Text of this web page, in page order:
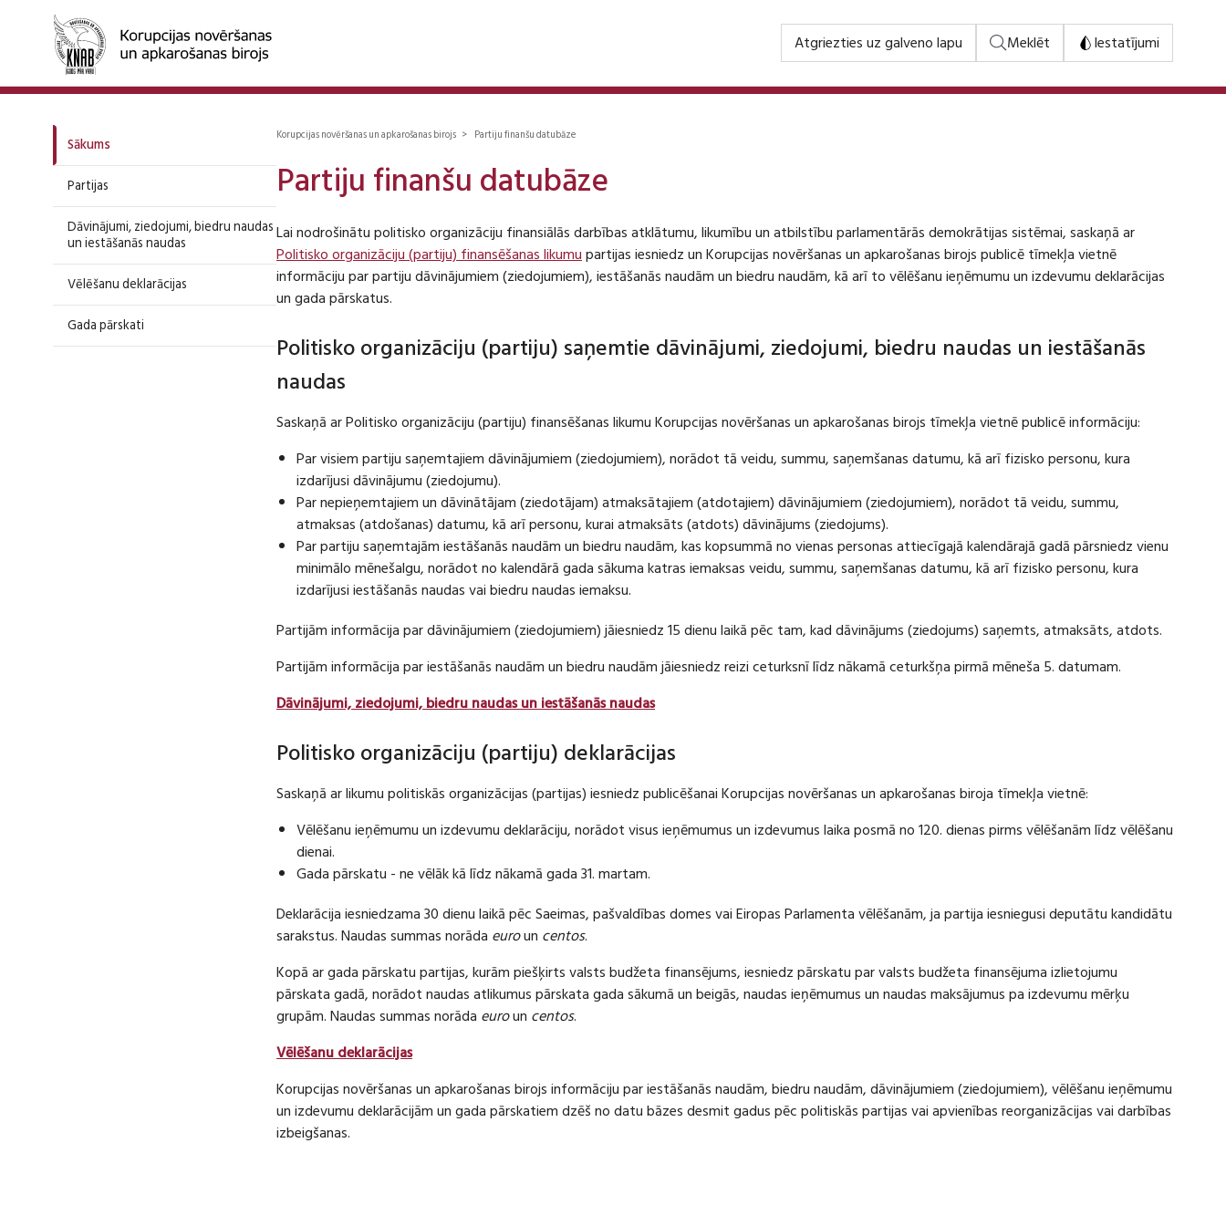
Atgriezties uz galveno lapu Meklēt Iestatījumi
Sākums
Partijas
Dāvinājumi, ziedojumi, biedru naudas
un iestāšanās naudas
Vēlēšanu deklarācijas
Gada pārskati
Korupcijas novēršanas un apkarošanas birojs > Partiju finanšu datubāze
Partiju finanšu datubāze
Lai nodrošinātu politisko organizāciju finansiālās darbības atklātumu, likumību un atbilstību parlamentārās demokrātijas sistēmai, saskaņā ar
Politisko organizāciju (partiju) finansēšanas likumupartijas iesniedz un Korupcijas novēršanas un apkarošanas birojs publicē tīmekļa vietnē
informāciju par partiju dāvinājumiem (ziedojumiem), iestāšanās naudām un biedru naudām, kā arī to vēlēšanu ieņēmumu un izdevumu deklarācijas
un gada pārskatus.
Politisko organizāciju (partiju) saņemtie dāvinājumi, ziedojumi, biedru naudas un iestāšanās
naudas
Saskaņā ar Politisko organizāciju (partiju) finansēšanas likumu Korupcijas novēršanas un apkarošanas birojs tīmekļa vietnē publicē informāciju:
Par visiem partiju saņemtajiem dāvinājumiem (ziedojumiem), norādot tā veidu, summu, saņemšanas datumu, kā arī fizisko personu, kura
izdarījusi dāvinājumu (ziedojumu).
Par nepieņemtajiem un dāvinātājam (ziedotājam) atmaksātajiem (atdotajiem) dāvinājumiem (ziedojumiem), norādot tā veidu, summu,
atmaksas (atdošanas) datumu, kā arī personu, kurai atmaksāts (atdots) dāvinājums (ziedojums).
Par partiju saņemtajām iestāšanās naudām un biedru naudām, kas kopsummā no vienas personas attiecīgajā kalendārajā gadā pārsniedz vienu
minimālo mēnešalgu, norādot no kalendārā gada sākuma katras iemaksas veidu, summu, saņemšanas datumu, kā arī fizisko personu, kura
izdarījusi iestāšanās naudas vai biedru naudas iemaksu.
Partijām informācija par dāvinājumiem (ziedojumiem) jāiesniedz 15 dienu laikā pēc tam, kad dāvinājums (ziedojums) saņemts, atmaksāts, atdots.
Partijām informācija par iestāšanās naudām un biedru naudām jāiesniedz reizi ceturksnī līdz nākamā ceturkšņa pirmā mēneša 5. datumam.
Dāvinājumi, ziedojumi, biedru naudas un iestāšanās naudas
Politisko organizāciju (partiju) deklarācijas
Saskaņā ar likumu politiskās organizācijas (partijas) iesniedz publicēšanai Korupcijas novēršanas un apkarošanas biroja tīmekļa vietnē:
Vēlēšanu ieņēmumu un izdevumu deklarāciju, norādot visus ieņēmumus un izdevumus laika posmā no 120. dienas pirms vēlēšanām līdz vēlēšanu
dienai.
Gada pārskatu - ne vēlāk kā līdz nākamā gada 31. martam.
Deklarācija iesniedzama 30 dienu laikā pēc Saeimas, pašvaldības domes vai Eiropas Parlamenta vēlēšanām, ja partija iesniegusi deputātu kandidātu
sarakstus. Naudas summas norāda euroun centos.
Kopā ar gada pārskatu partijas, kurām piešķirts valsts budžeta finansējums, iesniedz pārskatu par valsts budžeta finansējuma izlietojumu
pārskata gadā, norādot naudas atlikumus pārskata gada sākumā un beigās, naudas ieņēmumus un naudas maksājumus pa izdevumu mērķu
grupām. Naudas summas norāda euroun centos.
Vēlēšanu deklarācijas
Korupcijas novēršanas un apkarošanas birojs informāciju par iestāšanās naudām, biedru naudām, dāvinājumiem (ziedojumiem), vēlēšanu ieņēmumu
un izdevumu deklarācijām un gada pārskatiem dzēš no datu bāzes desmit gadus pēc politiskās partijas vai apvienības reorganizācijas vai darbības
izbeigšanas.